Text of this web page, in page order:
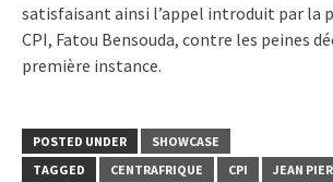
satisfaisant ainsi l’appel introduit par la
CPI, Fatou Bensouda, contre les peines
première instance.
POSTED UNDER
SHOWCASE
TAGGED
CENTRAFRIQUE CPI JEAN